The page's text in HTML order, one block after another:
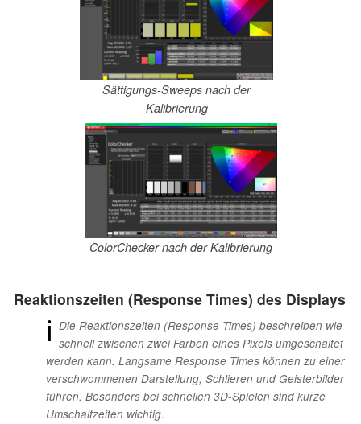
Sättigungs-Sweeps nach der
Kalibrierung
ColorChecker nach der Kalibrierung
Reaktionszeiten (Response Times) des Displays
ℹ Die Reaktionszeiten (Response Times) beschreiben wie
schnell zwischen zwei Farben eines Pixels umgeschaltet
werden kann. Langsame Response Times können zu einer
verschwommenen Darstellung, Schlieren und Geisterbilder
führen. Besonders bei schnellen 3D-Spielen sind kurze
Umschaltzeiten wichtig.